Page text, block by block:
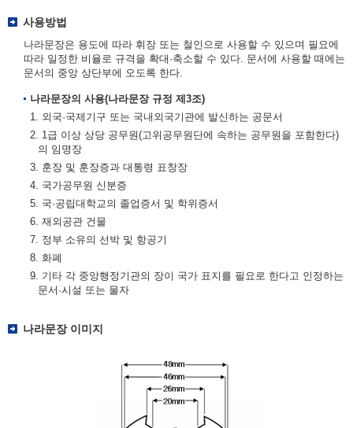
사용방법
나라문장은 용도에 따라 휘장 또는 철인으로 사용할 수 있으며 필요에
따라 일정한 비율로 규격을 확대·축소할 수 있다. 문서에 사용할 때에는
문서의 중앙 상단부에 오도록 한다.
나라문장의 사용(나라문장 규정 제3조)
1. 외국·국제기구 또는 국내외국기관에 발신하는 공문서
2. 1급 이상 상당 공무원(고위공무원단에 속하는 공무원을 포함한다)
의 임명장
3. 훈장 및 훈장증과 대통령 표창장
4. 국가공무원 신분증
5. 국·공립대학교의 졸업증서 및 학위증서
6. 재외공관 건물
7. 정부 소유의 선박 및 항공기
8. 화폐
9. 기타 각 중앙행정기관의 장이 국가 표지를 필요로 한다고 인정하는
문서·시설 또는 물자
나라문장 이미지